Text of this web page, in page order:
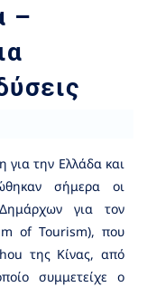
–
την Ελλάδα και
σήμερα οι
για τον
of Tourism), που
της Κίνας, από
συμμετείχε ο